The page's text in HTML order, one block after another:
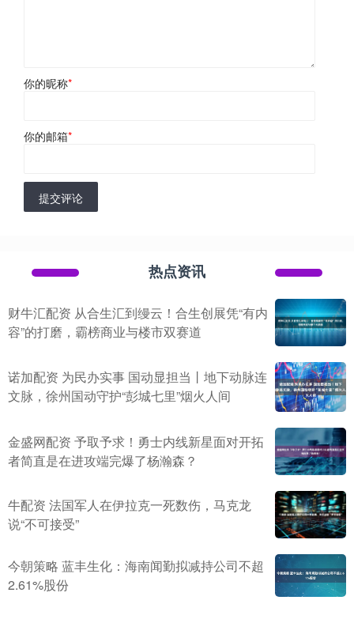
你的昵称*
你的邮箱*
提交评论
热点资讯
财牛汇配资 从合生汇到缦云！合生创展凭“有内
容”的打磨，霸榜商业与楼市双赛道
诺加配资 为民办实事 国动显担当丨地下动脉连
文脉，徐州国动守护“彭城七里”烟火人间
金盛网配资 予取予求！勇士内线新星面对开拓
者简直是在进攻端完爆了杨瀚森？
牛配资 法国军人在伊拉克一死数伤，马克龙
说“不可接受”
今朝策略 蓝丰生化：海南闻勤拟减持公司不超
2.61%股份